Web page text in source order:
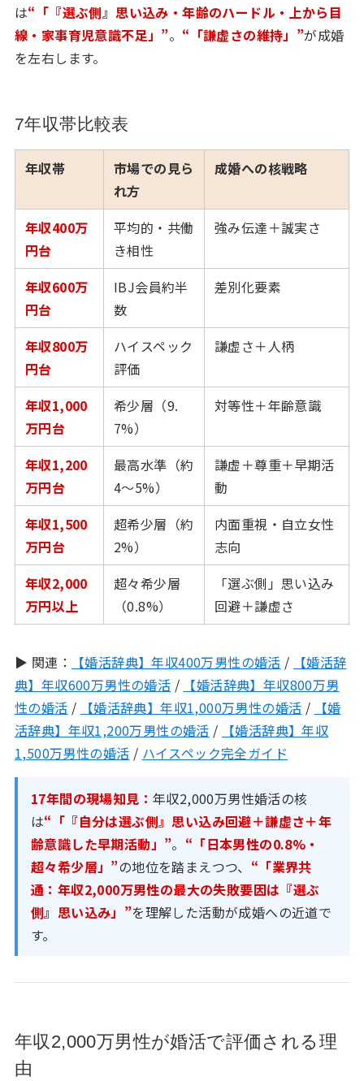
は“「『選ぶ側』思い込み・年齢のハードル・上から目
線・家事育児意識不足」”。 “「謙虚さの維持」”が成婚
を左右します。
7年収帯比較表
年収帯
市場での見ら
れ方
成婚への核戦略
年収400万
円台
平均的・共働
き相性
強み伝達＋誠実さ
年収600万
円台
IBJ会員約半
数
差別化要素
年収800万
円台
ハイスペック
評価
謙虚さ＋人柄
年収1,000
万円台
希少層（9.
7%）
対等性＋年齢意識
年収1,200
万円台
最高水準（約
4〜5%）
謙虚＋尊重＋早期活
動
年収1,500
万円台
超希少層（約
2%）
内面重視・自立女性
志向
年収2,000
万円以上
超々希少層
（0.8%）
「選ぶ側」思い込み
回避＋謙虚さ
▶ 関連： 【婚活辞典】年収400万男性の婚活 /
【婚活辞
典】年収600万男性の婚活 / 【婚活辞典】年収800万男
性の婚活 / 【婚活辞典】年収1,000万男性の婚活 /
【婚
活辞典】年収1,200万男性の婚活 /
【婚活辞典】年収
1,500万男性の婚活 / ハイスペック完全ガイド
17年間の現場知見： 年収2,000万男性婚活の核
は“「『自分は選ぶ側』思い込み回避＋謙虚さ＋年
齢意識した早期活動」”。 “「日本男性の0.8%・
超々希少層」”の地位を踏まえつつ、 “「業界共
通：年収2,000万男性の最大の失敗要因は『選ぶ
側』思い込み」”を理解した活動が成婚への近道で
す。
年収2,000万男性が婚活で評価される理
由